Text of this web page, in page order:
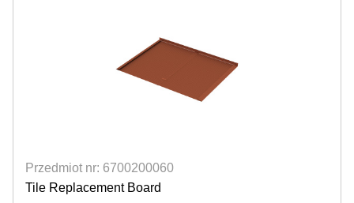
Przedmiot nr: 6700200060
Tile Replacement Board